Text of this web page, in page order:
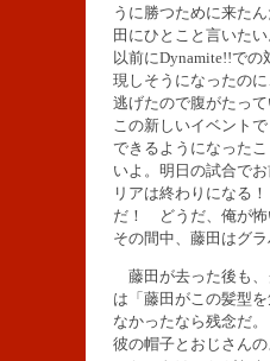
うに勝つために来た
田にひとこと言いた
以前にDynamite!!での
現しそうになったの
逃げたので腹がたっ
この新しいイベント
できるようになった
いよ。明日の試合で
リアは終わりになる
だ！ どうだ、俺が怖
その間中、藤田はグ
藤田が去った後も、
は「藤田がこの髪型
なかったなら残念だ
彼の帽子とおじさん